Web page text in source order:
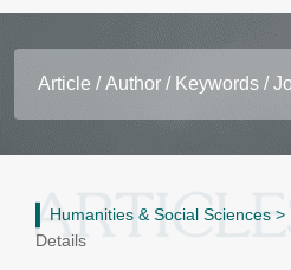
Humanities & Social Sciences >
Details